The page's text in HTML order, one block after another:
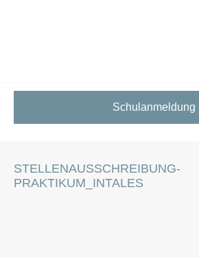
Schulanmeldung
STELLENAUSSCHREIBUNG-
PRAKTIKUM_INTALES